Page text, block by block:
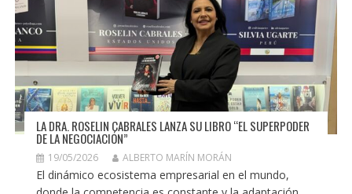
LA DRA. ROSELIN CABRALES LANZA SU LIBRO “EL SUPERPODER
DE LA NEGOCIACIÓN”
19/05/2026 ALBERTO MARÍN MORÁN
El dinámico ecosistema empresarial en el mundo,